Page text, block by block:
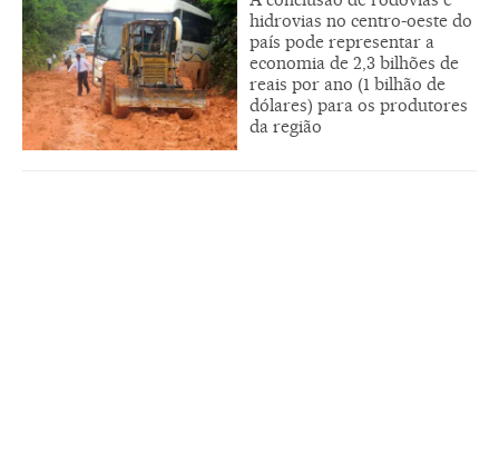
hidrovias no centro-oeste do
país pode representar a
economia de 2,3 bilhões de
reais por ano (1 bilhão de
dólares) para os produtores
da região